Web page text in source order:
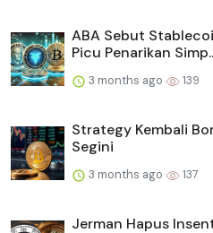
ABA Sebut
Picu Penarikan
3 months ago 139
Strategy Kembali
Segini
3 months ago 137
Jerman Hapus